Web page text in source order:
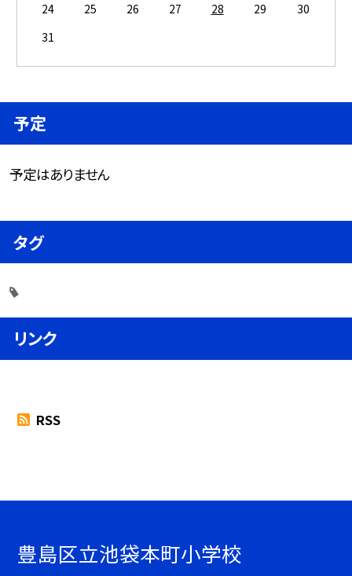
24
25 26 27 28 29
30
31
予定
予定はありません
タグ
リンク
RSS
豊島区立池袋本町小学校